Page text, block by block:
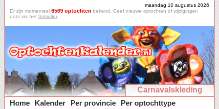
maandag 10 augustus 2026
Er zijn momenteel 6569 optochten bekend. Geef nieuwe optochten of wijzigingen
door via het formulier.
Carnavalskleding
Home
Kalender Per provincie
Per optochttype